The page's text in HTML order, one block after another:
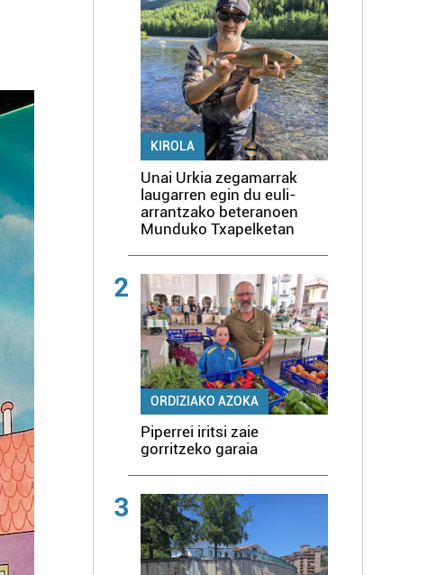
KIROLA
Unai Urkia zegamarrak
laugarren egin du euli-
arrantzako beteranoen
Munduko Txapelketan
2
ORDIZIAKO AZOKA
Piperrei iritsi zaie
gorritzeko garaia
3